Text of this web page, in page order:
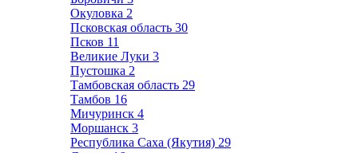
Окуловка 2
Псковская область 30
Псков 11
Великие Луки 3
Пустошка 2
Тамбовская область 29
Тамбов 16
Мичуринск 4
Моршанск 3
Республика Саха (Якутия) 29